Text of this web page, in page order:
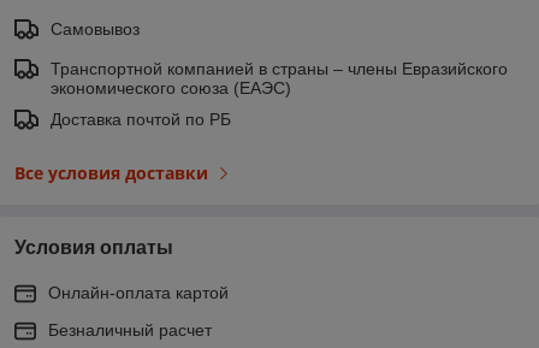
Самовывоз
Транспортной компанией в страны – члены Евразийского
экономического союза (ЕАЭС)
Доставка почтой по РБ
Все условия доставки
Условия оплаты
Онлайн-оплата картой
Безналичный расчет